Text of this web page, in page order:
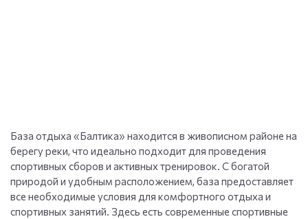
База отдыха «Балтика» находится в живописном районе на
берегу реки, что идеально подходит для проведения
спортивных сборов и активных тренировок. С богатой
природой и удобным расположением, база предоставляет
все необходимые условия для комфортного отдыха и
спортивных занятий. Здесь есть современные спортивные